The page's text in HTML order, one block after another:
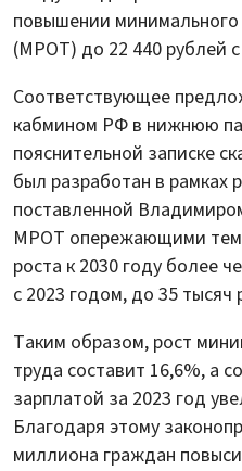
повышении
(МРОТ) до 22 440 рублей с
Соответствующее
кабмином РФ в нижнюю
пояснительной записке
был разработан в рамках
поставленной
МРОТ опережающими
роста к 2030 году более
с 2023 годом, до 35 тысяч
Таким образом, рост
труда составит 16,6%, а
зарплатой за 2023 год
Благодаря этому
миллиона граждан